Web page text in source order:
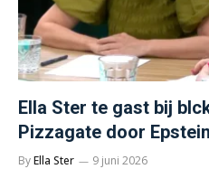
Ella Ster te gast bij
Pizzagate door
ByElla Ster 9 juni 2026